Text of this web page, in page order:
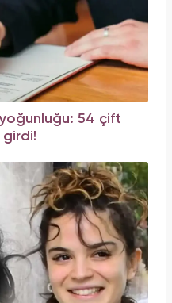
54 çift
girdi!